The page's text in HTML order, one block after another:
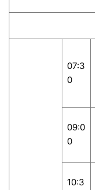
07:3
0
09:0
0
10:3